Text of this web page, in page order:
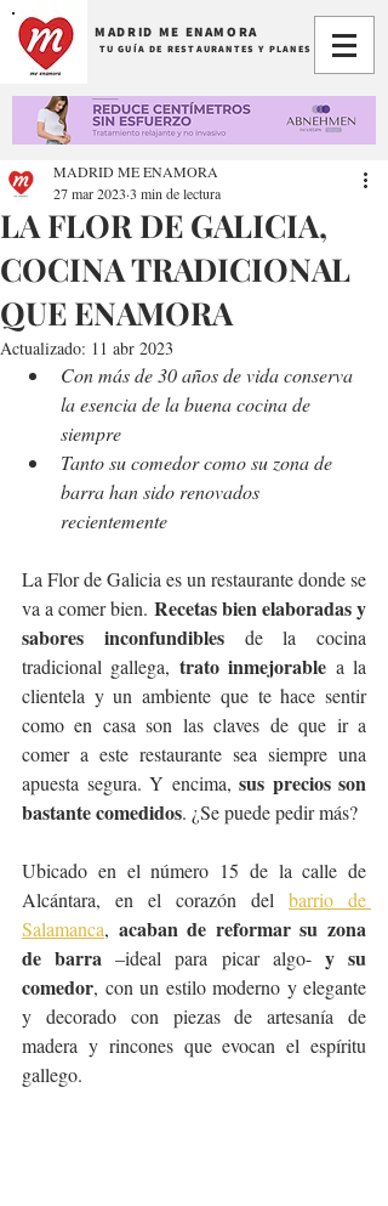
MADRID ME ENAMORA
TU GUÍA DE RESTAURANTES Y PLANES
LA FLOR DE GALICIA,
COCINA TRADICIONAL
QUE ENAMORA
MADRID ME ENAMORA
27 mar 2023 3 min de lectura
Actualizado: 11 abr 2023
Con más de 30 años de vida conserva
la esencia de la buena cocina de
siempre
Tanto su comedor como su zona de
barra han sido renovados
recientemente
La Flor de Galicia es un restaurante donde se
va a comer bien. Recetas bien elaboradas y
sabores inconfundibles de la cocina
tradicional gallega, trato inmejorable a la
clientela y un ambiente que te hace sentir
como en casa son las claves de que ir a
comer a este restaurante sea siempre una
apuesta segura. Y encima, sus precios son
bastante comedidos. ¿Se puede pedir más?
Ubicado en el número 15 de la calle de
Alcántara, en el corazón del barrio de
Salamanca, acaban de reformar su zona
de barra –ideal para picar algo- y su
comedor, con un estilo moderno y elegante
y decorado con piezas de artesanía de
madera y rincones que evocan el espíritu
gallego.